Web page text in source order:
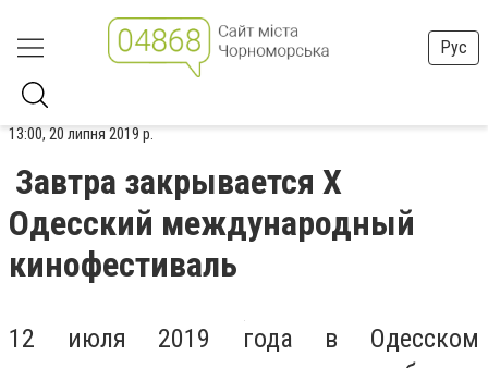
Рус
13:00, 20 липня 2019 р.
Завтра закрывается X
Одесский международный
кинофестиваль
12 июля 2019 года в Одесском